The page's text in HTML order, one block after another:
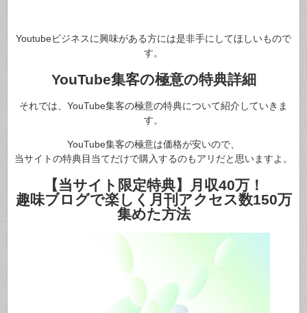
Youtubeビジネスに興味がある方には是非手にしてほしいもので
す。
YouTube集客の極意の特典詳細
それでは、YouTube集客の極意の特典について紹介していきま
す。
YouTube集客の極意は価格が安いので、
当サイトの特典目当てだけで購入するのもアリだと思いますよ。
【当サイト限定特典】月収40万！
趣味ブログで楽しく月刊アクセス数150万
集めた方法